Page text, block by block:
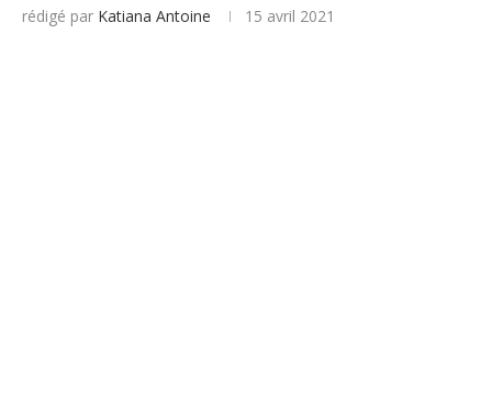
rédigé par Katiana Antoine 15 avril 2021